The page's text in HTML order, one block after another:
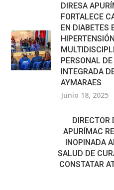
DIRESA
FORTALECE
EN DIABETES
PERSONAL
INTEGRADA
AYMARAES
Junio 18, 2025
DIRECTOR
APURÍMAC
INOPINADA
SALUD DE
CONSTATAR